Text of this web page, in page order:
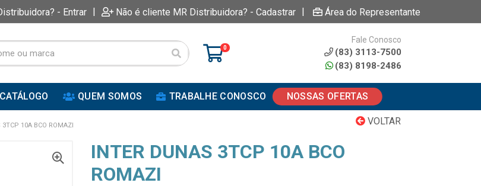
- Entrar | Não é cliente MR Distribuidora? - Cadastrar | Área do Representante
0
Fale Conosco
(83) 3113-7500
(83) 8198-2486
CATÁLOGO QUEM SOMOS TRABALHE CONOSCO NOSSAS OFERTAS
VOLTAR
3TCP 10A BCO ROMAZI
INTER DUNAS 3TCP 10A BCO
ROMAZI